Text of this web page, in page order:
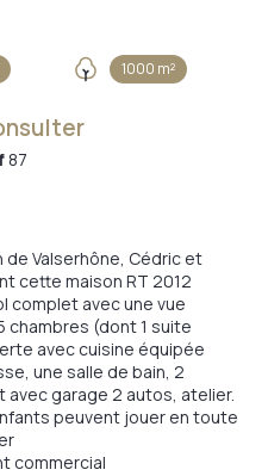
1000 m²
87
de Valserhône, Cédric et
cette maison RT 2012
complet avec une vue
chambres (dont 1 suite
avec cuisine équipée
une salle de bain, 2
garage 2 autos, atelier.
peuvent jouer en toute
commercial